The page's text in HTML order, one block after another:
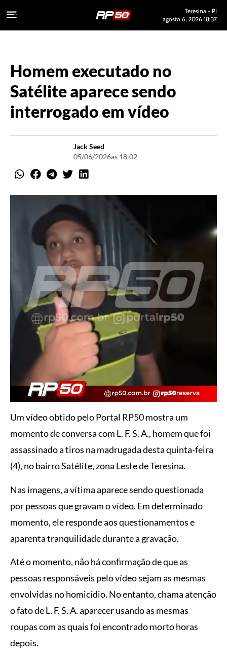
Teresina - PI
agosto 6, 2026 18:37
Homem executado no
Satélite aparece sendo
interrogado em vídeo
Jack Seed
05/06/2026as 18:02
Um vídeo obtido pelo Portal RP50 mostra um
momento de conversa com L. F. S. A., homem que foi
assassinado a tiros na madrugada desta quinta-feira
(4), no bairro Satélite, zona Leste de Teresina.
Nas imagens, a vítima aparece sendo questionada
por pessoas que gravam o vídeo. Em determinado
momento, ele responde aos questionamentos e
aparenta tranquilidade durante a gravação.
Até o momento, não há confirmação de que as
pessoas responsáveis pelo vídeo sejam as mesmas
envolvidas no homicídio. No entanto, chama atenção
o fato de L. F. S. A. aparecer usando as mesmas
roupas com as quais foi encontrado morto horas
depois.